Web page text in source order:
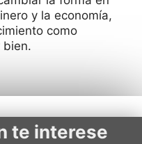
y la economía,
como
bien.
te interese